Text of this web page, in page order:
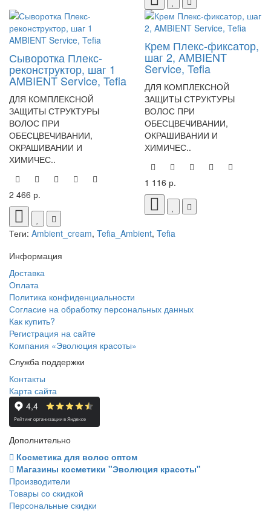
Сыворотка Плекс-
реконструктор, шаг 1
AMBIENT Service, Tefia
ДЛЯ КОМПЛЕКСНОЙ
ЗАЩИТЫ СТРУКТУРЫ
ВОЛОС ПРИ
ОБЕСЦВЕЧИВАНИИ,
ОКРАШИВАНИИ И
ХИМИЧЕС..
2 466 р.
Крем Плекс-фиксатор,
шаг 2, AMBIENT
Service, Tefia
ДЛЯ КОМПЛЕКСНОЙ
ЗАЩИТЫ СТРУКТУРЫ
ВОЛОС ПРИ
ОБЕСЦВЕЧИВАНИИ,
ОКРАШИВАНИИ И
ХИМИЧЕС..
1 116 р.
Теги: Ambient_cream, Tefia_Ambient, Tefia
Информация
Доставка
Оплата
Политика конфиденциальности
Согласие на обработку персональных данных
Как купить?
Регистрация на сайте
Компания «Эволюция красоты»
Служба поддержки
Контакты
Карта сайта
Дополнительно
Косметика для волос оптом
Магазины косметики "Эволюция красоты"
Производители
Товары со скидкой
Персональные скидки